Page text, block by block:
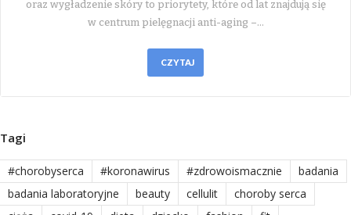
oraz wygładzenie skóry to priorytety, które od lat znajdują się
w centrum pielęgnacji anti-aging –…
CZYTAJ
Tagi
#chorobyserca #koronawirus #zdrowoismacznie
badania
badania laboratoryjne
beauty cellulit
choroby serca